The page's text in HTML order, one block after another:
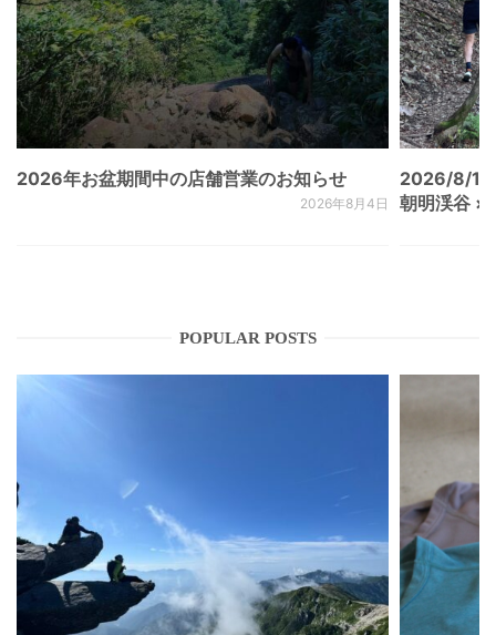
2026年お盆期間中の店舗営業のお知らせ
2026年8月4日
2026/8/
朝明渓谷 ×
POPULAR POSTS